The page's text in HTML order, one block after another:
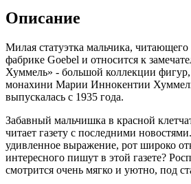
Описание
Милая статуэтка мальчика, читающего
фабрике Goebel и относится к
Хуммель» - большой коллекции
монахини Марии Иннокентии
выпускалась с 1935 года.
Забавный мальчишка в красной
читает газету с последними
удивленное выражение, рот широко
интересного пишут в этой газете?
смотрится очень мягко и уютно, под